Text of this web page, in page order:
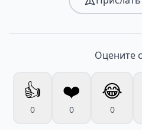
Оцените
👍
0
❤️
0
😂
0